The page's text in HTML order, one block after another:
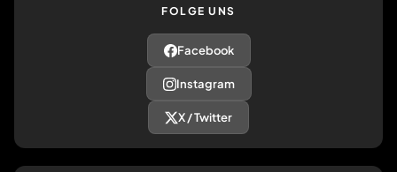
FOLGE UNS
Facebook
Instagram
X / Twitter